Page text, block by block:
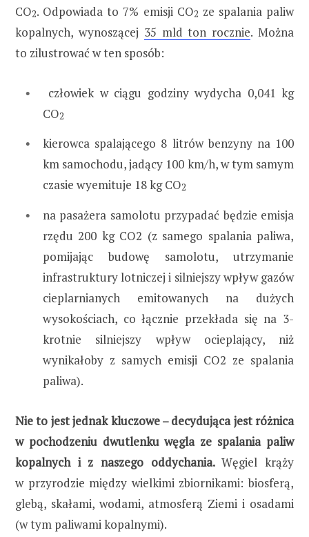
CO2. Odpowiada to 7% emisji CO2 ze spalania paliw
kopalnych, wynoszącej 35 mld ton rocznie. Można
to zilustrować w ten sposób:
człowiek w ciągu godziny wydycha 0,041 kg
CO2
kierowca spalającego 8 litrów benzyny na 100
km samochodu, jadący 100 km/h, w tym samym
czasie wyemituje 18 kg CO2
na pasażera samolotu przypadać będzie emisja
rzędu 200 kg CO2 (z samego spalania paliwa,
pomijając budowę samolotu, utrzymanie
infrastruktury lotniczej i silniejszy wpływ gazów
cieplarnianych emitowanych na dużych
wysokościach, co łącznie przekłada się na 3-
krotnie silniejszy wpływ ocieplający, niż
wynikałoby z samych emisji CO2 ze spalania
paliwa).
Nie to jest jednak kluczowe – decydująca jest różnica
w pochodzeniu dwutlenku węgla ze spalania paliw
kopalnych i z naszego oddychania.Węgiel krąży
w przyrodzie między wielkimi zbiornikami: biosferą,
glebą, skałami, wodami, atmosferą Ziemi i osadami
(w tym paliwami kopalnymi).